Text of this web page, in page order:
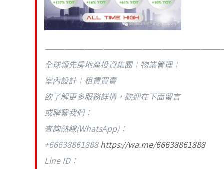
全球領先房地產投資集團｜物業管理｜
室內設計｜租賃買賣
欲了解更多服務詳情，歡迎在下面留言
或聯繫我們：
查詢熱線(WhatsApp)：
+66638861888https://wa.me/66638861888
Line ID：